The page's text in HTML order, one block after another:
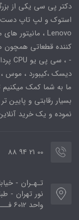
دکتر پی سی یکی از
دیسک ،کیبورد ، موس ،
ما به شما کمک میکنیم
بسیار رقابتی و پایین
نموده و یک خرید
00 21 94 88
تـهـران -
نور تهران -
واحد 6012 فـــروش هـمـکـار : واحد 6014